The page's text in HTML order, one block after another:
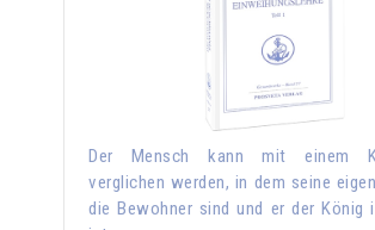
Der Mensch kann mit einem
verglichen werden, in dem seine
die Bewohner sind und er der König